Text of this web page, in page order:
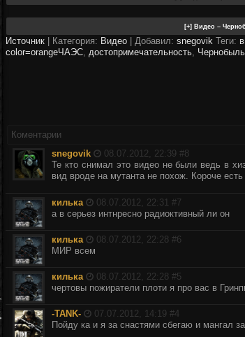
Источник Категория: Видео | Добавил: snegovik Теги:
color=orangeЧАЭС, достопримечательность,
Коментарии
snegovik
08.07.2012, 22:39 #8
Те кто снимал это видео не были ведь в
вид вроде на мутанта не похож. Короче
килька 08.07.2012, 22:31 #7
а в серьез интнресно радиоктивный ли он
килька 08.07.2012, 22:28 #6
МИР всем
килька 08.07.2012, 22:28 #5
чертовы пожиратели плоти я про вас в
-TANK- 07.07.2012, 14:19 #4
Пойду ка и я за снастями сбегаю и мангал